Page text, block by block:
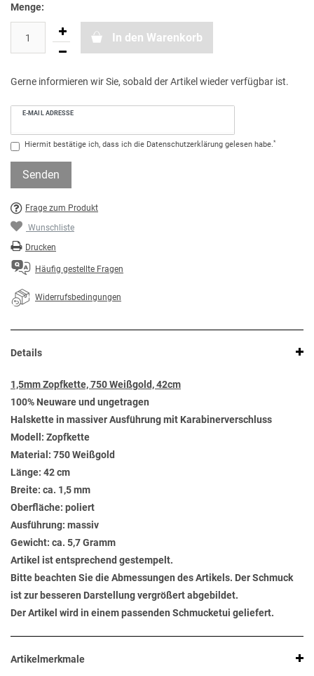
Menge:
In den Warenkorb
Gerne informieren wir Sie, sobald der Artikel wieder verfügbar ist.
E-MAIL ADRESSE
Hiermit bestätige ich, dass ich die Daten­schutz­erklärung gelesen habe.*
Senden
Frage zum Produkt
Wunschliste
Drucken
Häufig gestellte Fragen
Widerrufsbedingungen
Details
1,5mm Zopfkette, 750 Weißgold, 42cm
100% Neuware und ungetragen
Halskette in massiver Ausführung mit Karabinerverschluss
Modell: Zopfkette
Material: 750 Weißgold
Länge: 42 cm
Breite: ca. 1,5 mm
Oberfläche: poliert
Ausführung: massiv
Gewicht: ca. 5,7 Gramm
Artikel ist entsprechend gestempelt.
Bitte beachten Sie die Abmessungen des Artikels. Der Schmuck
ist zur besseren Darstellung vergrößert abgebildet.
Der Artikel wird in einem passenden Schmucketui geliefert.
Artikelmerkmale